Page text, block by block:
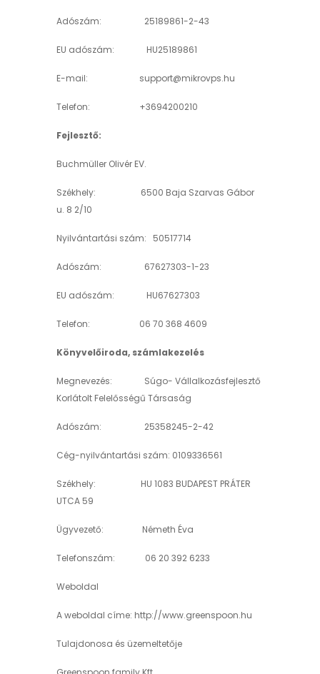
Adószám: 25189861-2-43
EU adószám: HU25189861
E-mail: support@mikrovps.hu
Telefon: +3694200210
Fejlesztő:
Buchmüller Olivér EV.
Székhely: 6500 Baja Szarvas Gábor
u. 8 2/10
Nyilvántartási szám: 50517714
Adószám: 67627303-1-23
EU adószám: HU67627303
Telefon: 06 70 368 4609
Könyvelőiroda, számlakezelés
Megnevezés: Súgo- Vállalkozásfejlesztő
Korlátolt Felelősségű Társaság
Adószám: 25358245-2-42
Cég-nyilvántartási szám: 0109336561
Székhely: HU 1083 BUDAPEST PRÁTER
UTCA 59
Ügyvezető: Németh Éva
Telefonszám: 06 20 392 6233
Weboldal
A weboldal címe: http://www.greenspoon.hu
Tulajdonosa és üzemeltetője